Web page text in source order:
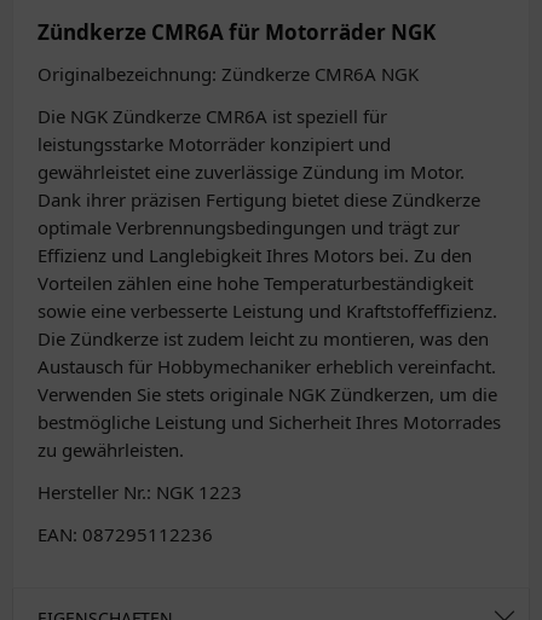
Zündkerze CMR6A für Motorräder NGK
Originalbezeichnung: Zündkerze CMR6A NGK
Die NGK Zündkerze CMR6A ist speziell für
leistungsstarke Motorräder konzipiert und
gewährleistet eine zuverlässige Zündung im Motor.
Dank ihrer präzisen Fertigung bietet diese Zündkerze
optimale Verbrennungsbedingungen und trägt zur
Effizienz und Langlebigkeit Ihres Motors bei. Zu den
Vorteilen zählen eine hohe Temperaturbeständigkeit
sowie eine verbesserte Leistung und Kraftstoffeffizienz.
Die Zündkerze ist zudem leicht zu montieren, was den
Austausch für Hobbymechaniker erheblich vereinfacht.
Verwenden Sie stets originale NGK Zündkerzen, um die
bestmögliche Leistung und Sicherheit Ihres Motorrades
zu gewährleisten.
Hersteller Nr.: NGK 1223
EAN: 087295112236